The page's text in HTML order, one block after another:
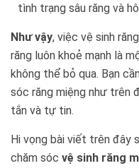
tình trạng sâu răng và
Như vậy, việc vệ sinh
răng luôn khoẻ mạnh là
không thể bỏ qua. Bạn
sóc răng miệng như trên
tắn và tự tin.
Hi vọng bài viết trên đây
chăm sóc vệ sinh răng